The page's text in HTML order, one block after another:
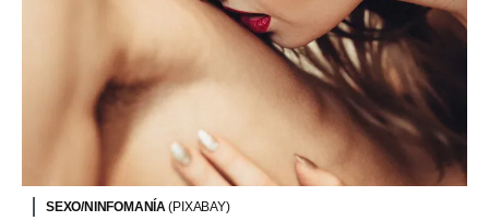
SEXO/NINFOMANÍA(PIXABAY)